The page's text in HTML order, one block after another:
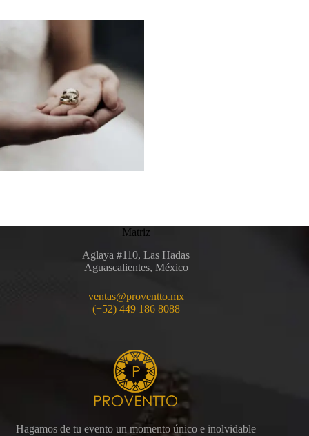
Matriz
Aglaya #110, Las Hadas
Aguascalientes, México
ventas@proventto.mx
(+52) 449 186 8088
Hagamos de tu evento un momento único e inolvidable